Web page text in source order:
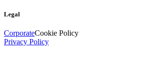
Legal
CorporateCookie Policy
Privacy Policy